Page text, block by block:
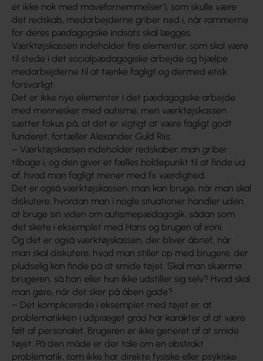
er ikke nok med mavefornemmelser’), som skulle være
det redskab, medarbejderne griber ned i, når rammerne
for deres pædagogiske indsats skal lægges.
Værktøjskassen indeholder fire elementer, som skal være
til stede i det socialpædagogiske arbejde og hjælpe
medarbejderne til at tænke fagligt og dermed etisk
forsvarligt.
Det er ikke nye elementer i det pædagogiske arbejde
med mennesker med autisme, men værktøjskassen
sætter fokus på, at det er vigtigt at være fagligt godt
funderet, fortæller Alexander Guld Riis:
– Værktøjskassen indeholder redskaber, man griber
tilbage i, og den giver et fælles holdepunkt til at finde ud
af, hvad man fagligt mener med fx værdighed.
Det er også værktøjskassen, man kan bruge, når man skal
diskutere, hvordan man i nogle situationer handler uden
at bruge sin viden om autismepædagogik, sådan som
det skete i eksemplet med Hans og brugen af ironi.
Og det er også værktøjskassen, der bliver åbnet, når
man skal diskutere, hvad man stiller op med brugere, der
pludselig kan finde på at smide tøjet. Skal man skærme
brugeren, så han eller hun ikke udstiller sig selv? Hvad skal
man gøre, når det sker på åben gade?
– Det komplicerede i eksemplet med tøjet er, at
problematikken i udpræget grad har karakter af at være
følt af personalet. Brugeren er ikke generet af at smide
tøjet. På den måde er der tale om en abstrakt
problematik, som ikke har direkte fysiske eller psykiske